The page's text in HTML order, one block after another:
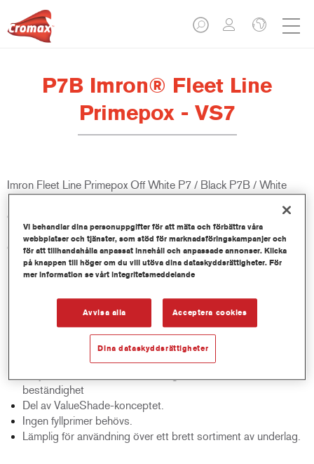
P7B Imron® Fleet Line
Primepox - VS7
Imron Fleet Line Primepox Off White P7 / Black P7B / White
erbjuder mycket god motståndskraft mot korrosion, fukt och
kemikalier. Imron Fleet Line Primepox är lämplig för användning
över många olika underlag.
Bra fyllningsegenskaper, utmärkt övertryck och smälter in
med bra topplack hållbarhet.
Extremt mångsidig.
Hjälper till att öka produktiviteten.
Idealisk lämpad för applicering på stora ytor.
beständighet
Del av ValueShade-konceptet.
Ingen fyllprimer behövs.
Lämplig för användning över ett brett sortiment av underlag.
Vi behandlar dina personuppgifter för att mäta och förbättra våra
webbplatser och tjänster, som stöd för marknadsföringskampanjer och
för att tillhandahålla anpassat innehåll och anpassade annonser. Klicka
på knappen till höger om du vill utöva dina dataskyddsrättigheter. För
mer information se vårt integritetsmeddelande
Avvisa alla Acceptera cookies
Dina dataskyddsrättigheter